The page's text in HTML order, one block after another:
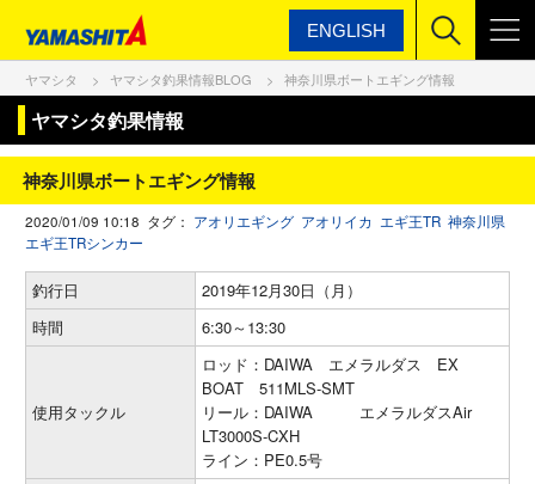
ENGLISH
ヤマシタ ヤマシタ釣果情報BLOG 神奈川県ボートエギング情報
ヤマシタ釣果情報
神奈川県ボートエギング情報
2020/01/09 10:18 タグ： アオリエギング アオリイカ エギ王TR 神奈川県
エギ王TRシンカー
釣行日
2019年12月30日（月）
時間
6:30～13:30
使用タックル
ロッド：DAIWA エメラルダス EX
BOAT 511MLS-SMT
リール：DAIWA エメラルダスAir
LT3000S-CXH
ライン：PE0.5号